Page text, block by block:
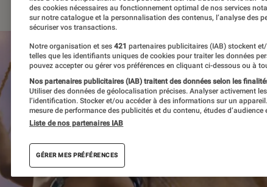
des cookies nécessaires au fonctionnement optimal de nos services
sur notre catalogue et la personnalisation des contenus, l’analyse des
sécuriser vos transactions.
Notre organisation et ses 421 partenaires publicitaires (IAB) stockent
telles que les identifiants uniques de cookies pour traiter les données
pouvez accepter ou gérer vos préférences en cliquant ci-dessous ou à
Nos partenaires publicitaires (IAB) traitent des données selon les
Utiliser des données de géolocalisation précises. Analyser activement
l’identification. Stocker et/ou accéder à des informations sur un
mesure de performance des publicités et du contenu, études d’audience
Liste de nos partenaires IAB
GÉRER MES PRÉFÉRENCES